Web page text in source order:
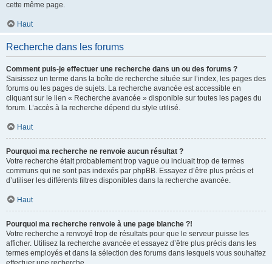
cette même page.
Haut
Recherche dans les forums
Comment puis-je effectuer une recherche dans un ou des forums ?
Saisissez un terme dans la boîte de recherche située sur l’index, les pages des
forums ou les pages de sujets. La recherche avancée est accessible en
cliquant sur le lien « Recherche avancée » disponible sur toutes les pages du
forum. L’accès à la recherche dépend du style utilisé.
Haut
Pourquoi ma recherche ne renvoie aucun résultat ?
Votre recherche était probablement trop vague ou incluait trop de termes
communs qui ne sont pas indexés par phpBB. Essayez d’être plus précis et
d’utiliser les différents filtres disponibles dans la recherche avancée.
Haut
Pourquoi ma recherche renvoie à une page blanche ?!
Votre recherche a renvoyé trop de résultats pour que le serveur puisse les
afficher. Utilisez la recherche avancée et essayez d’être plus précis dans les
termes employés et dans la sélection des forums dans lesquels vous souhaitez